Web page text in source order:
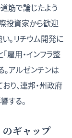
筋で論じたよう
投資家から歓迎
。リチウム開発に
雇用・インフラ整
アルゼンチンは
り、連邦・州政府
する。
ギャップ